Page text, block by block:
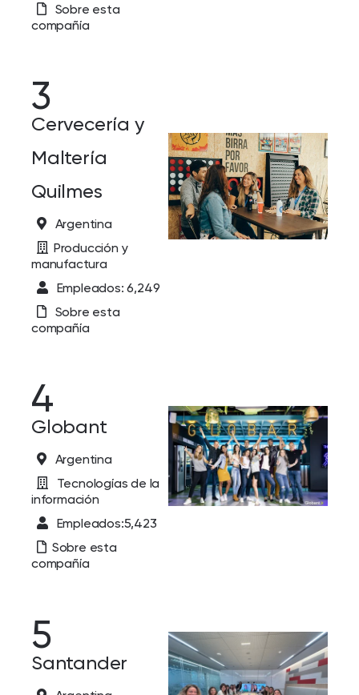
Sobre esta
compañía
3
Cervecería y
Maltería
Quilmes
Argentina
Producción y
manufactura
Empleados: 6,249
Sobre esta
compañía
4
Globant
Argentina
Tecnologías de la
información
Empleados:5,423
Sobre esta
compañía
5
Santander